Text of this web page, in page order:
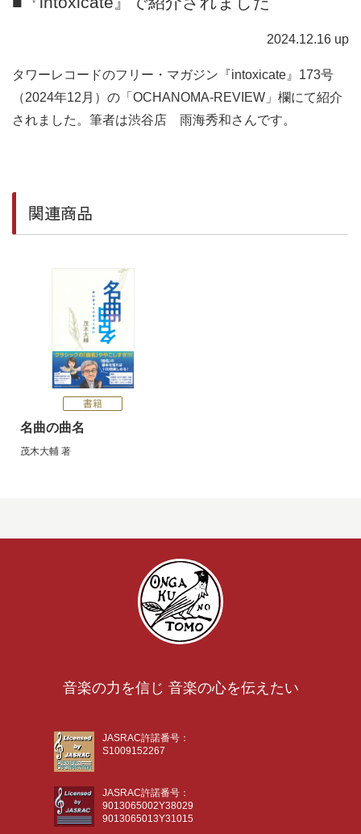
2024.12.16 up
タワーレコードのフリー・マガジン『intoxicate』173号
（2024年12月）の「OCHANOMA-REVIEW」欄にて紹介
されました。筆者は渋谷店 雨海秀和さんです。
関連商品
書籍
名曲の曲名
茂木大輔 著
音楽の力を信じ 音楽の心を伝えたい
JASRAC許諾番号：
S1009152267
JASRAC許諾番号：
9013065002Y38029
9013065013Y31015